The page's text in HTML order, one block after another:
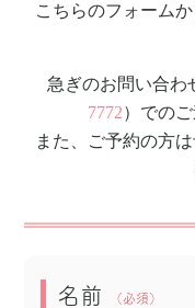
こちらのフォーム
急ぎのお問い合わ
7772）での
また、ご予約の方
名前 （必須）